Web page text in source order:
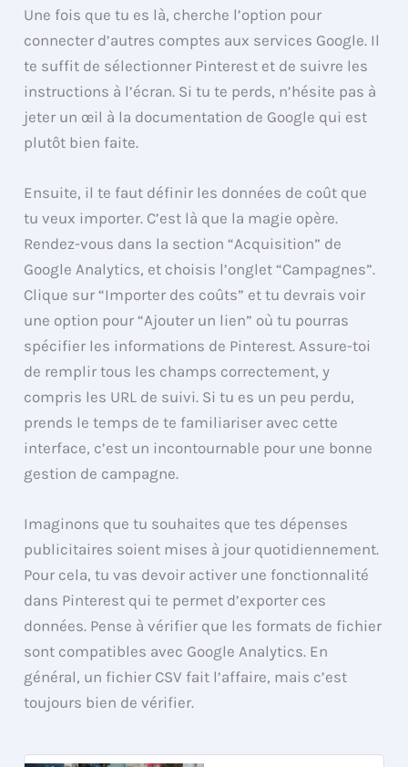
Une fois que tu es là, cherche l’option pour
connecter d’autres comptes aux services Google. Il
te suffit de sélectionner Pinterest et de suivre les
instructions à l’écran. Si tu te perds, n’hésite pas à
jeter un œil à la documentation de Google qui est
plutôt bien faite.
Ensuite, il te faut définir les données de coût que
tu veux importer. C’est là que la magie opère.
Rendez-vous dans la section “Acquisition” de
Google Analytics, et choisis l’onglet “Campagnes”.
Clique sur “Importer des coûts” et tu devrais voir
une option pour “Ajouter un lien” où tu pourras
spécifier les informations de Pinterest. Assure-toi
de remplir tous les champs correctement, y
compris les URL de suivi. Si tu es un peu perdu,
prends le temps de te familiariser avec cette
interface, c’est un incontournable pour une bonne
gestion de campagne.
Imaginons que tu souhaites que tes dépenses
publicitaires soient mises à jour quotidiennement.
Pour cela, tu vas devoir activer une fonctionnalité
dans Pinterest qui te permet d’exporter ces
données. Pense à vérifier que les formats de fichier
sont compatibles avec Google Analytics. En
général, un fichier CSV fait l’affaire, mais c’est
toujours bien de vérifier.